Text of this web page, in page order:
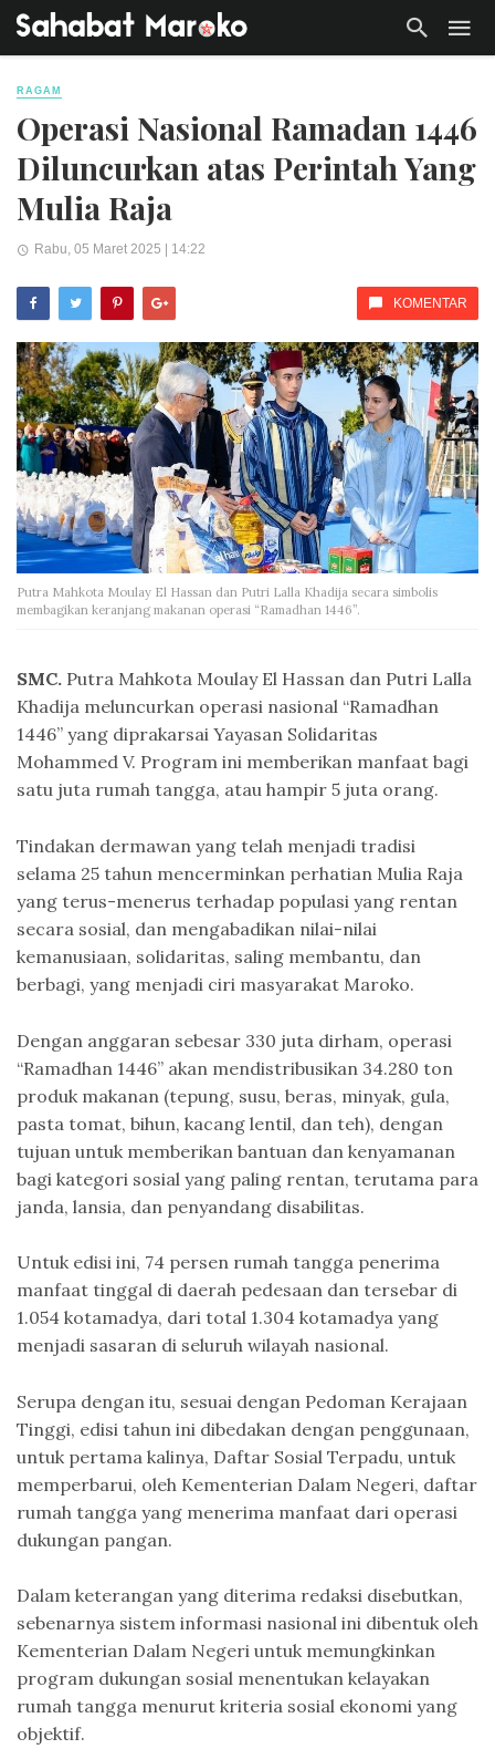
RAGAM
Operasi Nasional Ramadan 1446
Diluncurkan atas Perintah Yang
Mulia Raja
Rabu, 05 Maret 2025 | 14:22
KOMENTAR
Putra Mahkota Moulay El Hassan dan Putri Lalla Khadija secara simbolis
membagikan keranjang makanan operasi “Ramadhan 1446”.
SMC. Putra Mahkota Moulay El Hassan dan Putri Lalla
Khadija meluncurkan operasi nasional “Ramadhan
1446” yang diprakarsai Yayasan Solidaritas
Mohammed V. Program ini memberikan manfaat bagi
satu juta rumah tangga, atau hampir 5 juta orang.
Tindakan dermawan yang telah menjadi tradisi
selama 25 tahun mencerminkan perhatian Mulia Raja
yang terus-menerus terhadap populasi yang rentan
secara sosial, dan mengabadikan nilai-nilai
kemanusiaan, solidaritas, saling membantu, dan
berbagi, yang menjadi ciri masyarakat Maroko.
Dengan anggaran sebesar 330 juta dirham, operasi
“Ramadhan 1446” akan mendistribusikan 34.280 ton
produk makanan (tepung, susu, beras, minyak, gula,
pasta tomat, bihun, kacang lentil, dan teh), dengan
tujuan untuk memberikan bantuan dan kenyamanan
bagi kategori sosial yang paling rentan, terutama para
janda, lansia, dan penyandang disabilitas.
Untuk edisi ini, 74 persen rumah tangga penerima
manfaat tinggal di daerah pedesaan dan tersebar di
1.054 kotamadya, dari total 1.304 kotamadya yang
menjadi sasaran di seluruh wilayah nasional.
Serupa dengan itu, sesuai dengan Pedoman Kerajaan
Tinggi, edisi tahun ini dibedakan dengan penggunaan,
untuk pertama kalinya, Daftar Sosial Terpadu, untuk
memperbarui, oleh Kementerian Dalam Negeri, daftar
rumah tangga yang menerima manfaat dari operasi
dukungan pangan.
Dalam keterangan yang diterima redaksi disebutkan,
sebenarnya sistem informasi nasional ini dibentuk oleh
Kementerian Dalam Negeri untuk memungkinkan
program dukungan sosial menentukan kelayakan
rumah tangga menurut kriteria sosial ekonomi yang
objektif.